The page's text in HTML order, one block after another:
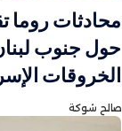
محادثات روما
حول جنوب
الخروقات
صالح شوكة